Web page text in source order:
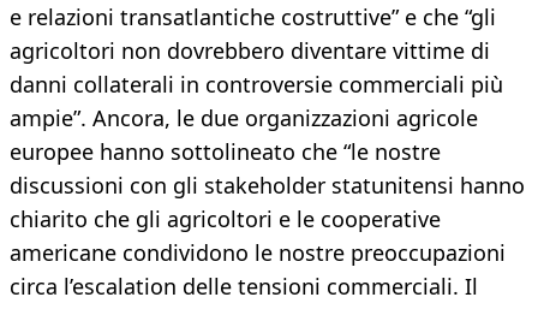
e relazioni transatlantiche costruttive” e che “gli
agricoltori non dovrebbero diventare vittime di
danni collaterali in controversie commerciali più
ampie”. Ancora, le due organizzazioni agricole
europee hanno sottolineato che “le nostre
discussioni con gli stakeholder statunitensi hanno
chiarito che gli agricoltori e le cooperative
americane condividono le nostre preoccupazioni
circa l’escalation delle tensioni commerciali. Il